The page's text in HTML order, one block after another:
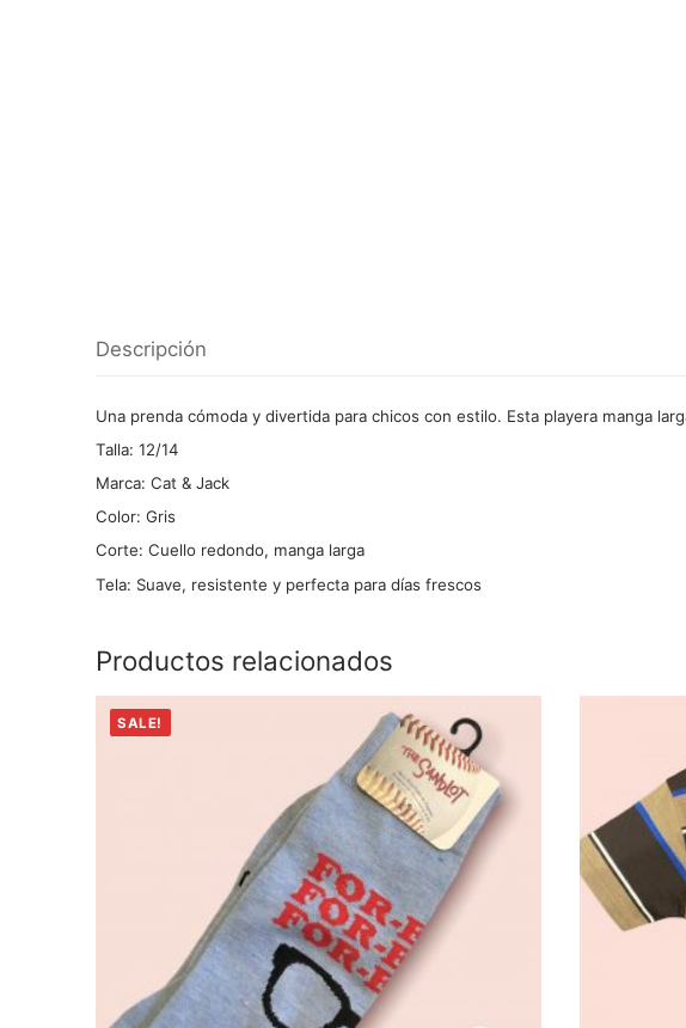
Descripción
Una prenda cómoda y divertida para chicos con estilo. Esta playera manga
Talla: 12/14
Marca: Cat & Jack
Color: Gris
Corte: Cuello redondo, manga larga
Tela: Suave, resistente y perfecta para días frescos
Productos relacionados
SALE!